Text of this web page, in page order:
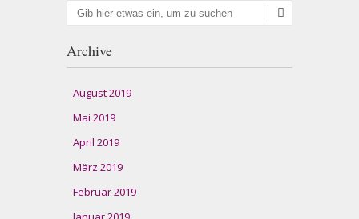
Suchen
Archive
August 2019
Mai 2019
April 2019
März 2019
Februar 2019